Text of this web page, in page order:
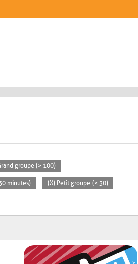
groupe (> 100)
minutes) (X) Petit groupe (< 30)